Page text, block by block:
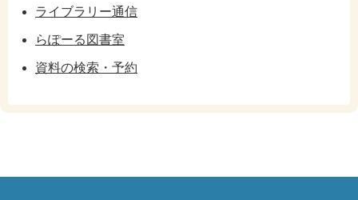
ライブラリー通信
らぽーる図書室
資料の検索・予約